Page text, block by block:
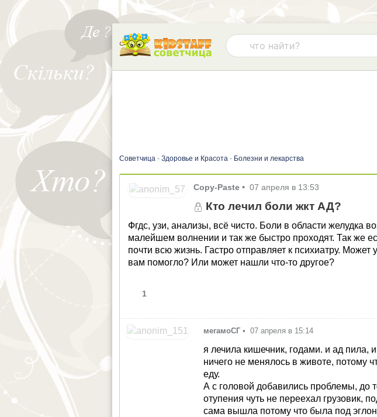
Советчица - Здоровье и Красота - Болезни и лекарства
Copy-Paste • 07 апреля в 13:53
Кто лечил боли жкт АД?
Фгдс, узи, анализы, всё чисто. Боли в области желудка
малейшем волнении и так же быстро проходят. Так же
почти всю жизнь. Гастро отправляет к психиатру. Может
вам помогло? Или может нашли что-то другое?
1
мегамоСГ • 07 апреля в 15:14
я лечила кишечник, годами. и ад пила, и
ничего не менялось в животе, потому
еду.
А с головой добавились проблемы, до
отупения чуть не переехал грузовик,
сама вышла потому что была под